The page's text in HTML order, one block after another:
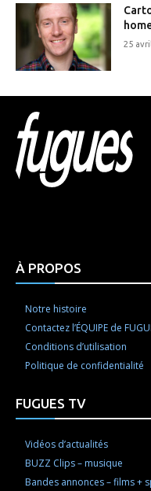
25
À PROPOS
Notre histoire
Contactez l’ÉQUIPE de
Conditions d’utilisation
Politique de confidentialité
FUGUES TV
Vidéos d’actualités
BUZZ Clips – musique
Bandes annonces – films +